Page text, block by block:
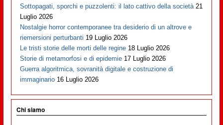
Sottopagati, sporchi e puzzolenti: il lato cattivo della società 21
Luglio 2026
Nostalgie horror contemporanee tra desiderio di un altrove e
riemersioni perturbanti 19 Luglio 2026
Le tristi storie delle morti delle regine 18 Luglio 2026
Storie di metamorfosi e di epidemie 17 Luglio 2026
Guerra algoritmica, sovranità digitale e costruzione di
immaginario 16 Luglio 2026
Chi siamo